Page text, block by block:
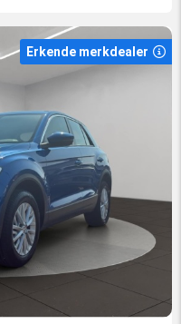
Erkende merkdealer